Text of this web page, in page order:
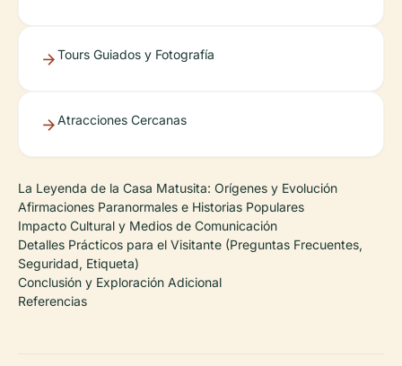
Tours Guiados y Fotografía
Atracciones Cercanas
La Leyenda de la Casa Matusita: Orígenes y Evolución
Afirmaciones Paranormales e Historias Populares
Impacto Cultural y Medios de Comunicación
Detalles Prácticos para el Visitante (Preguntas Frecuentes,
Seguridad, Etiqueta)
Conclusión y Exploración Adicional
Referencias